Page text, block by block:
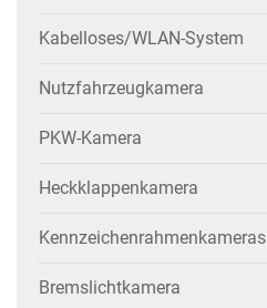
Kabelloses/WLAN-System
Nutzfahrzeugkamera
PKW-Kamera
Heckklappenkamera
Kennzeichenrahmenkameras
Bremslichtkamera